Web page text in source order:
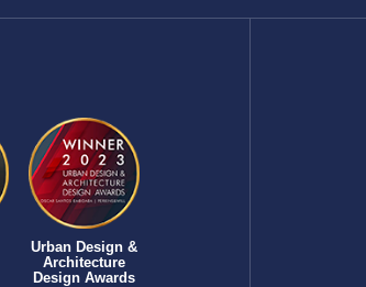
Urban Design &
Architecture
Design Awards